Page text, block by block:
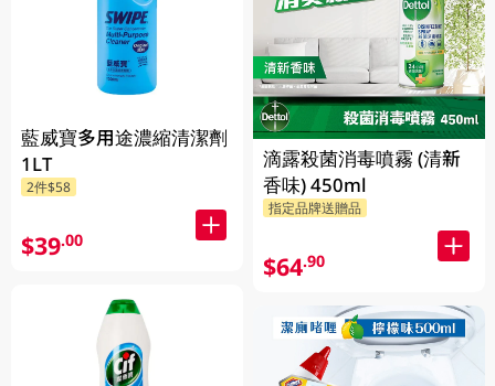
藍威寶多用途濃縮清潔劑
1LT
2件$58
$39.00
滴露殺菌消毒噴霧 (清新
香味) 450ml
指定品牌送贈品
$64.90